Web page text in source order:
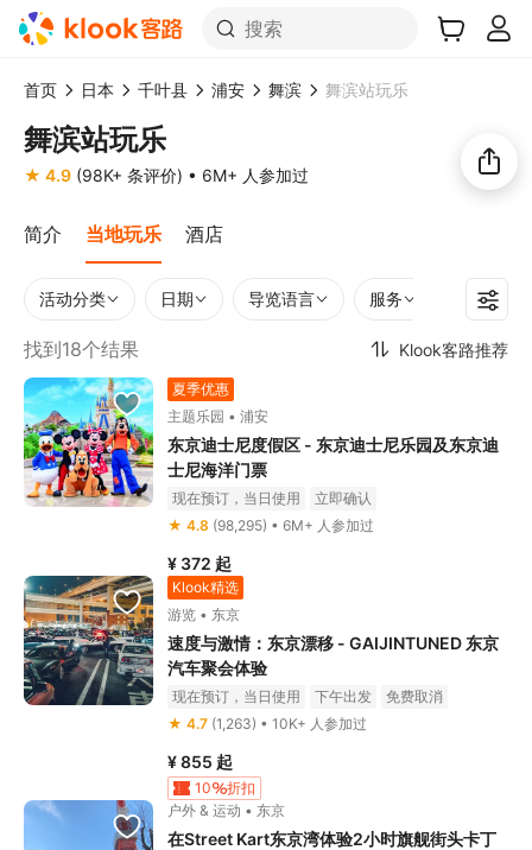
搜索
首页 日本 千叶县 浦安 舞滨 舞滨站玩乐
舞滨站玩乐
★ 4.9 (98K+ 条评价) • 6M+ 人参加过
简介 当地玩乐 酒店
活动分类 日期 导览语言 服务 时长
找到18个结果 Klook客路推荐
夏季优惠
主题乐园 • 浦安
东京迪士尼度假区 - 东京迪士尼乐园及东京迪
士尼海洋门票
现在预订，当日使用
立即确认
★ 4.8 (98,295) • 6M+ 人参加过
¥ 372 起
Klook精选
游览 • 东京
速度与激情：东京漂移 - GAIJINTUNED 东京
汽车聚会体验
现在预订，当日使用 下午出发
免费取消
立即确认
★ 4.7 (1,263) • 10K+ 人参加过
¥ 855 起
10
折扣
户外 & 运动 • 东京
在Street Kart东京湾体验2小时旗舰街头卡丁